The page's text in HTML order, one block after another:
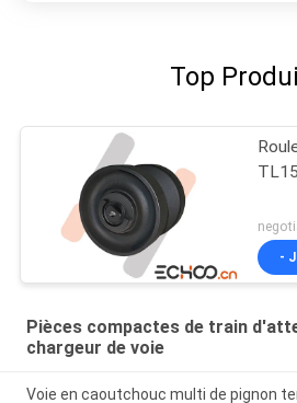
Top
-
Pièces compactes de train
chargeur de voie
Voie en caoutchouc multi de pignon